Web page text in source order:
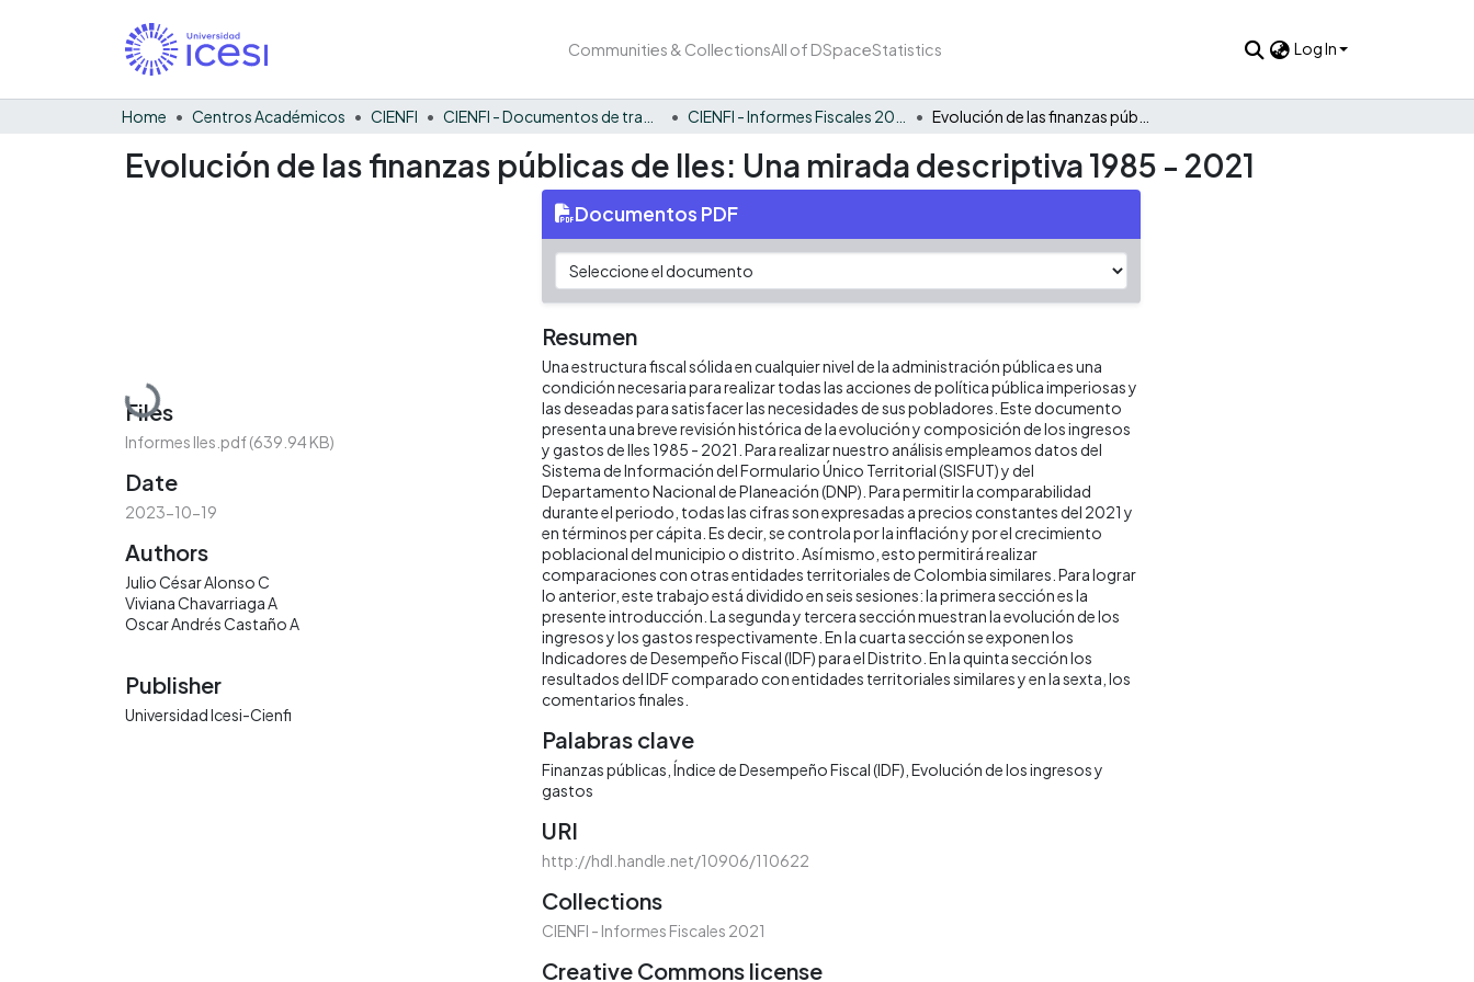
Communities & CollectionsAll of DSpaceStatistics Log In
Home Centros Académicos CIENFI
Evolución de las finanzas públicas de Iles: Una mirada descriptiva 1985 - 2021
Loading...
Files
Informes Iles.pdf(639.94 KB)
Date
2023-10-19
Authors
Julio César Alonso C
Viviana Chavarriaga A
Oscar Andrés Castaño A
Publisher
Universidad Icesi-Cienfi
Documentos PDF
Resumen
Una estructura fiscal sólida en cualquier nivel de la administración pública es una
condición necesaria para realizar todas las acciones de política pública imperiosas y
las deseadas para satisfacer las necesidades de sus pobladores. Este documento
presenta una breve revisión histórica de la evolución y composición de los ingresos
y gastos de Iles 1985 - 2021. Para realizar nuestro análisis empleamos datos del
Sistema de Información del Formulario Único Territorial (SISFUT) y del
Departamento Nacional de Planeación (DNP). Para permitir la comparabilidad
durante el periodo, todas las cifras son expresadas a precios constantes del 2021 y
en términos per cápita. Es decir, se controla por la inflación y por el crecimiento
poblacional del municipio o distrito. Así mismo, esto permitirá realizar
comparaciones con otras entidades territoriales de Colombia similares. Para lograr
lo anterior, este trabajo está dividido en seis sesiones: la primera sección es la
presente introducción. La segunda y tercera sección muestran la evolución de los
ingresos y los gastos respectivamente. En la cuarta sección se exponen los
Indicadores de Desempeño Fiscal (IDF) para el Distrito. En la quinta sección los
resultados del IDF comparado con entidades territoriales similares y en la sexta, los
comentarios finales.
Palabras clave
Finanzas públicas Índice de Desempeño Fiscal (IDF) Evolución de los ingresos y
gastos
URI
http://hdl.handle.net/10906/110622
Collections
CIENFI - Informes Fiscales 2021
Creative Commons license